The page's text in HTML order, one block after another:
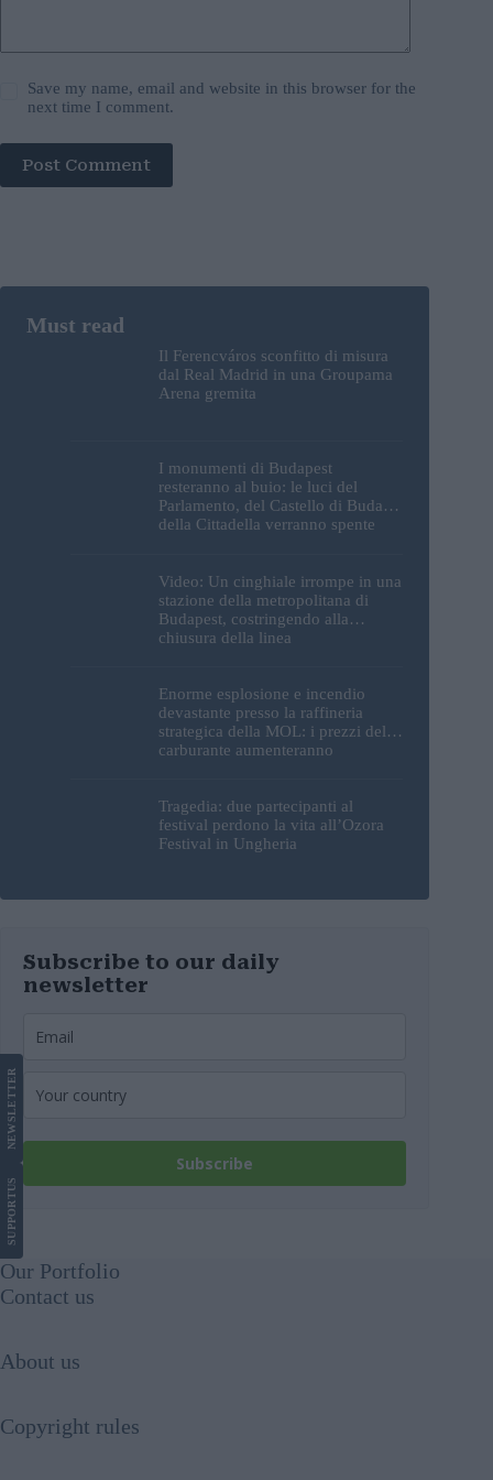
Save my name, email and website in this browser for the
next time I comment.
Post Comment
Il Ferencváros sconfitto di misura
dal Real Madrid in una Groupama
Arena gremita
I monumenti di Budapest
resteranno al buio: le luci del
Parlamento, del Castello di Buda e
della Cittadella verranno spente
Video: Un cinghiale irrompe in una
stazione della metropolitana di
Budapest, costringendo alla
chiusura della linea
Enorme esplosione e incendio
devastante presso la raffineria
strategica della MOL: i prezzi del
carburante aumenteranno
Tragedia: due partecipanti al
festival perdono la vita all’Ozora
Festival in Ungheria
Subscribe to our daily
newsletter
Subscribe
SUPPORT
US
NEWS
LETTER
Our Portfolio
Contact us
About us
Copyright rules